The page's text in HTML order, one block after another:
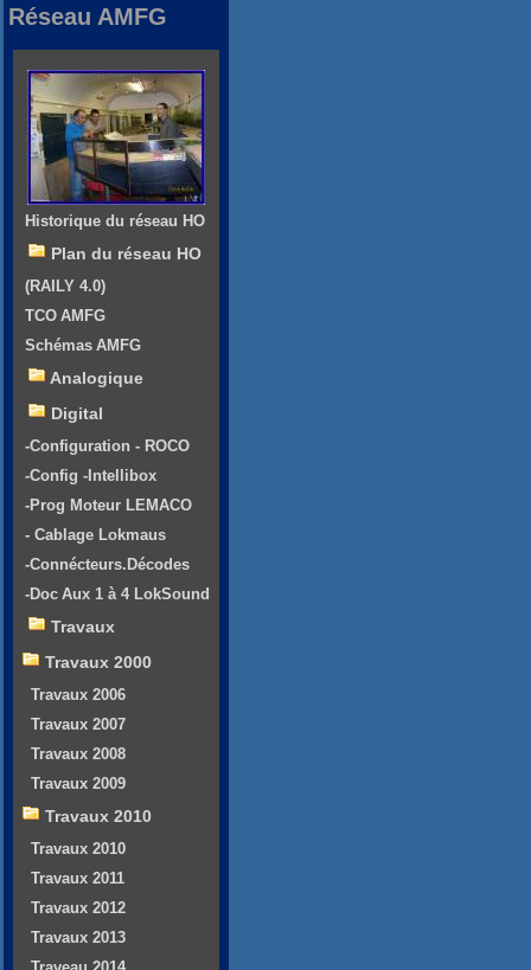
Réseau AMFG
Historique du réseau HO
Plan du réseau HO
(RAILY 4.0)
TCO AMFG
Schémas AMFG
Analogique
Digital
-Configuration - ROCO
-Config -Intellibox
-Prog Moteur LEMACO
- Cablage Lokmaus
-Connécteurs.Décodes
-Doc Aux 1 à 4 LokSound
Travaux
Travaux 2000
Travaux 2006
Travaux 2007
Travaux 2008
Travaux 2009
Travaux 2010
Travaux 2010
Travaux 2011
Travaux 2012
Travaux 2013